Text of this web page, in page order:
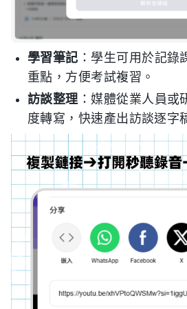
學習筆記 ：學生可用於記錄
重點，方便考試複習。
訪談整理：媒體從業人員或
度轉寫，快速產出訪談逐字